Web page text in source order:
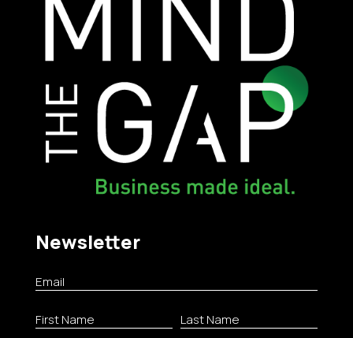
7 June – World Environment Day
07/06/2026
New Health & Safety Legislation in Cyprus
Innovative Risk Management with NIST
Newsletter